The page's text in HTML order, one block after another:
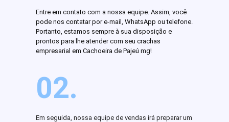
Entre em contato com a nossa equipe. Assim, você
pode nos contatar por e-mail, WhatsApp ou telefone.
Portanto, estamos sempre à sua disposição e
prontos para lhe atender com seu crachas
empresarial em Cachoeira de Pajeú mg!
02.
Em seguida, nossa equipe de vendas irá preparar um